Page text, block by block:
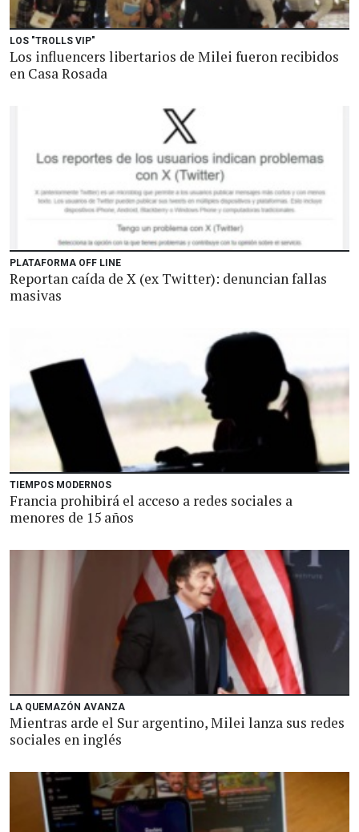
LOS "TROLLS VIP"
Los influencers libertarios de Milei fueron recibidos
en Casa Rosada
PLATAFORMA OFF LINE
Reportan caída de X (ex Twitter): denuncian fallas
masivas
TIEMPOS MODERNOS
Francia prohibirá el acceso a redes sociales a
menores de 15 años
LA QUEMAZÓN AVANZA
Mientras arde el Sur argentino, Milei lanza sus redes
sociales en inglés